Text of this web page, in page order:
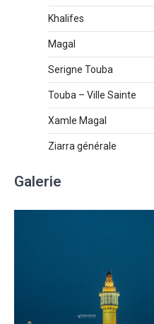
Khalifes
Magal
Serigne Touba
Touba – Ville Sainte
Xamle Magal
Ziarra générale
Galerie